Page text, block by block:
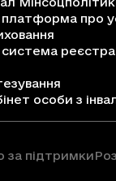
про
особи з
за підтримки